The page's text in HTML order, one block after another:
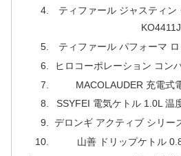
ティファール ジャスティン
ティファール パフォーマ
ヒロコーポレーション コン
MACOLAUDER 充電式
SSYFEI 電気ケトル 1.0L 温
デロンギ アクティブ シリー
山善 ドリップケトル